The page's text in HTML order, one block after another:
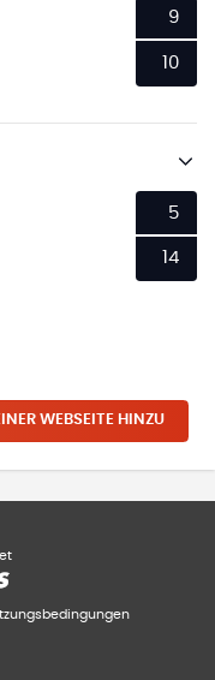
9
10
5
14
WEBSEITE HINZU